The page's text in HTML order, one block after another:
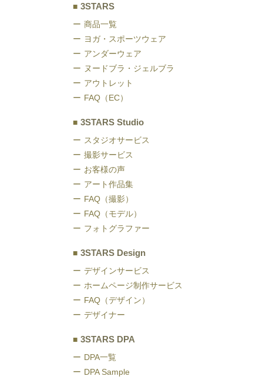
3STARS
商品一覧
ヨガ・スポーツウェア
アンダーウェア
ヌードブラ・ジェルブラ
アウトレット
FAQ（EC）
3STARS Studio
スタジオサービス
撮影サービス
お客様の声
アート作品集
FAQ（撮影）
FAQ（モデル）
フォトグラファー
3STARS Design
デザインサービス
ホームページ制作サービス
FAQ（デザイン）
デザイナー
3STARS DPA
DPA一覧
DPA Sample